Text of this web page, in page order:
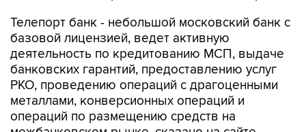
Телепорт банк - небольшой московский банк с
базовой лицензией, ведет активную
деятельность по кредитованию МСП, выдаче
банковских гарантий, предоставлению услуг
РКО, проведению операций с драгоценными
металлами, конверсионных операций и
операций по размещению средств на